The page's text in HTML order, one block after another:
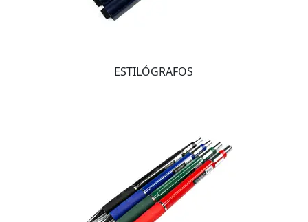
ESTILÓGRAFOS